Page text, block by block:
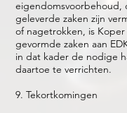
eigendomsvoorbehoud,
geleverde zaken zijn
of nagetrokken, is
gevormde zaken aan
in dat kader de nodige
daartoe te verrichten.
9. Tekortkomingen